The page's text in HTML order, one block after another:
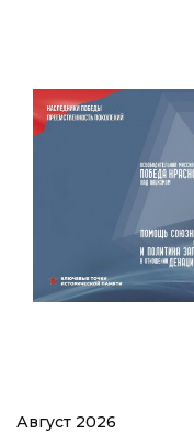
Август 2026